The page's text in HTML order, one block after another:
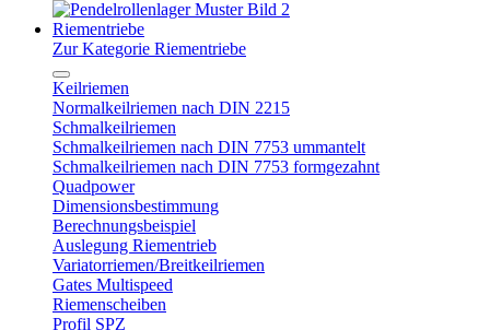
Riementriebe
Zur Kategorie Riementriebe
Keilriemen
Normalkeilriemen nach DIN 2215
Schmalkeilriemen
Schmalkeilriemen nach DIN 7753 ummantelt
Schmalkeilriemen nach DIN 7753 formgezahnt
Quadpower
Dimensionsbestimmung
Berechnungsbeispiel
Auslegung Riementrieb
Variatorriemen/Breitkeilriemen
Gates Multispeed
Riemenscheiben
Profil SPZ